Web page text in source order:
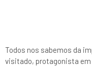
Todos nos sabemos da
visitado, protagonista em